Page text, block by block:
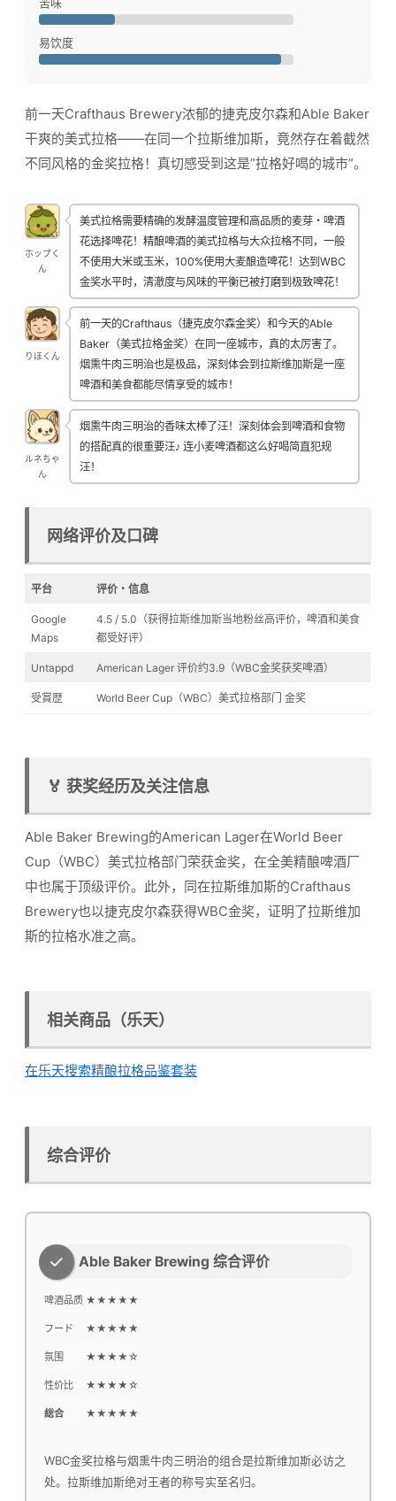
易饮度
前一天Crafthaus Brewery浓郁的捷克皮尔森和Able Baker
干爽的美式拉格——在同一个拉斯维加斯，竟然存在着截然
不同风格的金奖拉格！真切感受到这是”拉格好喝的城市”。
ホップく
ん
美式拉格需要精确的发酵温度管理和高品质的麦芽・啤酒
花选择啤花！精酿啤酒的美式拉格与大众拉格不同，一般
不使用大米或玉米，100%使用大麦酿造啤花！达到WBC
金奖水平时，清澈度与风味的平衡已被打磨到极致啤花！
りほくん
前一天的Crafthaus（捷克皮尔森金奖）和今天的Able
Baker（美式拉格金奖）在同一座城市，真的太厉害了。
烟熏牛肉三明治也是极品，深刻体会到拉斯维加斯是一座
啤酒和美食都能尽情享受的城市！
ルネちゃ
ん
烟熏牛肉三明治的香味太棒了汪！深刻体会到啤酒和食物
的搭配真的很重要汪♪ 连小麦啤酒都这么好喝简直犯规
汪！
网络评价及口碑
平台 评价・信息
Google
Maps
4.5 / 5.0（获得拉斯维加斯当地粉丝高评价，啤酒和美食
都受好评）
Untappd American Lager 评价约3.9（WBC金奖获奖啤酒）
受賞歴 World Beer Cup（WBC）美式拉格部门 金奖
🏅 获奖经历及关注信息
Able Baker Brewing的American Lager在World Beer
Cup（WBC）美式拉格部门荣获金奖，在全美精酿啤酒厂
中也属于顶级评价。此外，同在拉斯维加斯的Crafthaus
Brewery也以捷克皮尔森获得WBC金奖，证明了拉斯维加
斯的拉格水准之高。
相关商品（乐天）
在乐天搜索精酿拉格品鉴套装
综合评价
Able Baker Brewing 综合评价
啤酒品质 ★★★★★
フード ★★★★★
氛围 ★★★★☆
性价比 ★★★★☆
総合 ★★★★★
WBC金奖拉格与烟熏牛肉三明治的组合是拉斯维加斯必访之
处。拉斯维加斯绝对王者的称号实至名归。